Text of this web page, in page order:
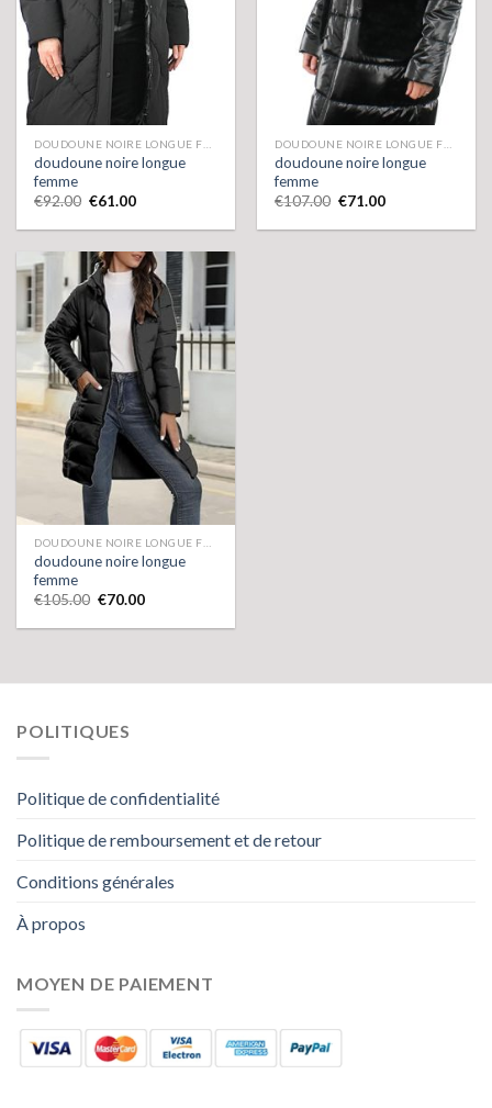
doudoune noire longue
femme
€92.00 €61.00
doudoune noire longue
femme
€107.00 €71.00
doudoune noire longue
femme
€105.00 €70.00
POLITIQUES
Politique de confidentialité
Politique de remboursement et de retour
Conditions générales
À propos
MOYEN DE PAIEMENT